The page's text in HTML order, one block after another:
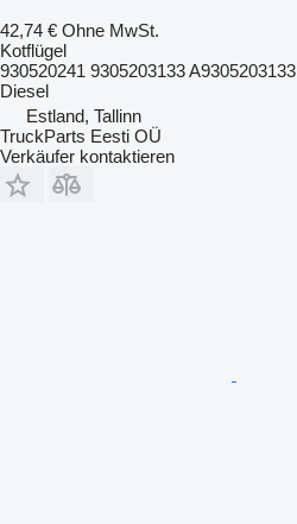
42,74 € Ohne MwSt.
Kotflügel
930520241 9305203133 A9305203133
Diesel
Estland, Tallinn
TruckParts Eesti OÜ
Verkäufer kontaktieren